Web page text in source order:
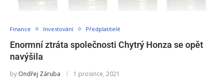
Finance Investování Předplatitelé
Enormní ztráta společnosti Chytrý Honza se opět
navýšila
by Ondřej Záruba 1 prosince, 2021